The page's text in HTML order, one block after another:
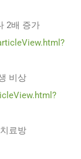
2배 증가
비상
료방